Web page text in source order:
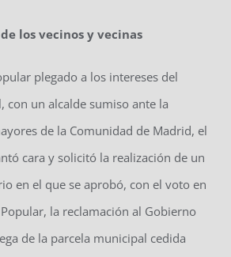
de los vecinos y vecinas
plegado a los intereses del
con un alcalde sumiso ante la
de la Comunidad de Madrid, el
cara y solicitó la realización de un
en el que se aprobó, con el voto en
la reclamación al Gobierno
de la parcela municipal cedida